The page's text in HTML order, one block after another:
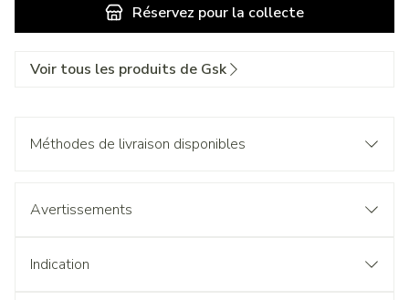
Réservez pour la collecte
Voir tous les produits de Gsk
Méthodes de livraison disponibles
Avertissements
Indication